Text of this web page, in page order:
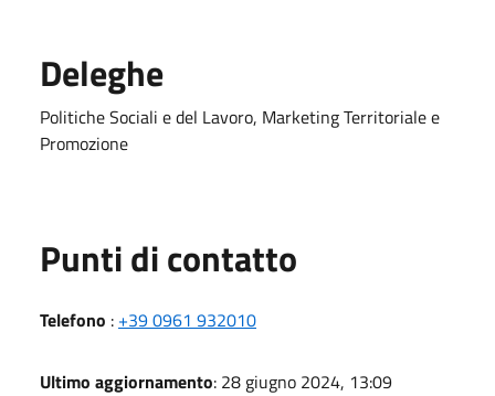
Deleghe
Politiche Sociali e del Lavoro, Marketing Territoriale e
Promozione
Punti di contatto
Telefono : +39 0961 932010
Ultimo aggiornamento: 28 giugno 2024, 13:09